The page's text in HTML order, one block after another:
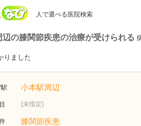
人で選べる医院検索
辺の膝関節疾患の治療が受けられる
りました
小本駅周辺
(未指定)
膝関節疾患